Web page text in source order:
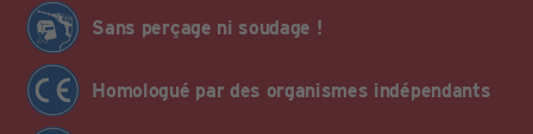
Sans perçage ni soudage !
Homologué par des organismes indépendants